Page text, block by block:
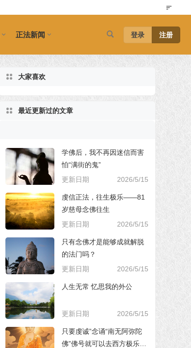
正法新闻 登录 注册
大家喜欢
最近更新过的文章
学佛后，我不再因迷信而害
怕“满街的鬼”
更新日期
2026/5/15
虔信正法，往生极乐——81
岁慈母念佛往生
更新日期
2026/5/15
只有念佛才是能够成就解脱
的法门吗？
更新日期
2026/5/15
人生无常 忆思我的外公
更新日期 2026/5/15
只要虔诚”念诵“南无阿弥陀
佛”佛号就可以去西方极乐世